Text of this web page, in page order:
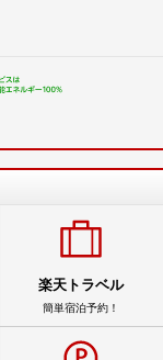
楽天トラベル
簡単宿泊予約！